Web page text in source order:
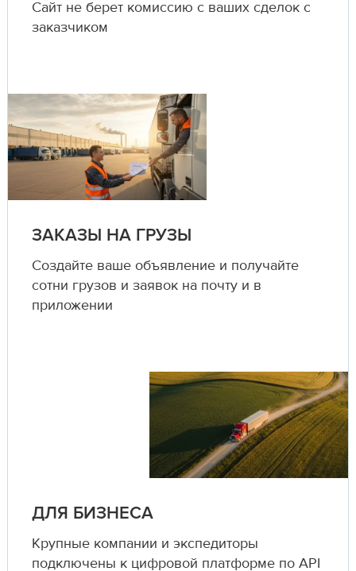
Сайт не берет комиссию с ваших сделок с
заказчиком
ЗАКАЗЫ НА ГРУЗЫ
Создайте ваше объявление и получайте
сотни грузов и заявок на почту и в
приложении
ДЛЯ БИЗНЕСА
Крупные компании и экспедиторы
подключены к цифровой платформе по API